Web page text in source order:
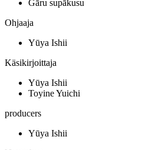
Gāru supākusu
Ohjaaja
Yūya Ishii
Käsikirjoittaja
Yūya Ishii
Toyine Yuichi
producers
Yūya Ishii